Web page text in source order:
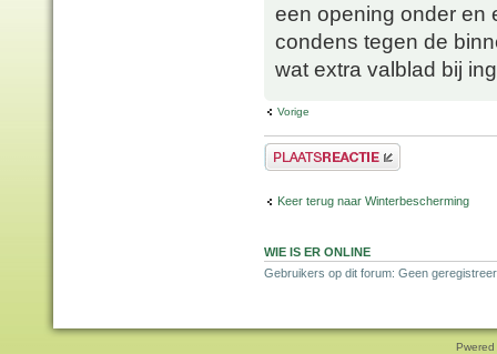
een opening onder en
condens tegen de
wat extra valblad bij
Vorige
Plaats een reactie
Keer terug naar Winterbescherming
WIE IS ER ONLINE
Gebruikers op dit forum: Geen